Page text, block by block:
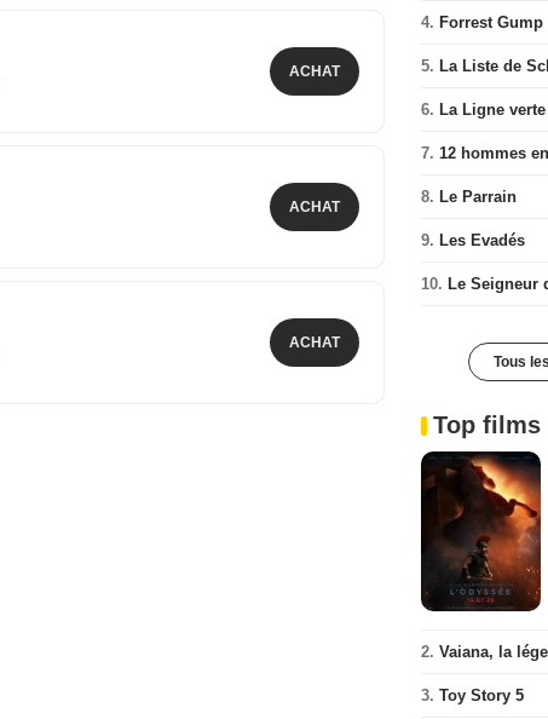
ACHAT
ACHAT
ACHAT
4. Forrest Gump
5. La Liste de
6. La Ligne verte
7. 12 hommes
8. Le Parrain
9. Les Evadés
10. Le Seigneur
Tous
Top films
2. Vaiana, la
3. Toy Story 5